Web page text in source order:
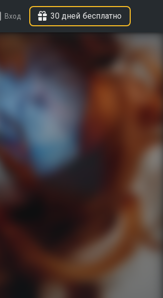
Вход 30 дней бесплатно